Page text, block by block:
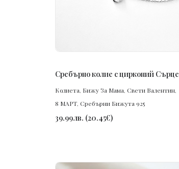
ПОРЪЧАЙ
Сребърно колие с цирконий Сърце
Колиета, Бижу За Мама, Свети Валентин,
8 МАРТ, Сребърни Бижута 925
39.99лв. (20.45€)